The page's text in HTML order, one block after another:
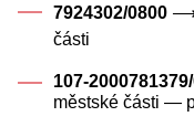
7924302/0800 ⟶
části
107-
městské části —